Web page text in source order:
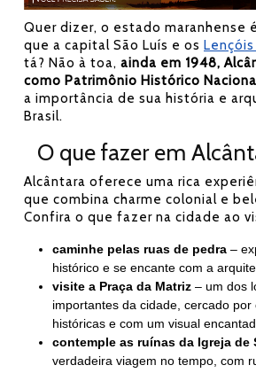
Quer dizer, o estado maranhense
que a capital São Luís e os
tá? Não à toa, ainda em 1948,
como Patrimônio Histórico
a importância de sua história e
Brasil.
O que fazer em
Alcântara oferece uma rica
que combina charme colonial e
Confira o que fazer na cidade ao
caminhe pelas ruas de pedra –
histórico e se encante com a
visite a Praça da Matriz – um dos
importantes da cidade, cercado por
históricas e com um visual
contemple as ruínas da Igreja de
verdadeira viagem no tempo, com